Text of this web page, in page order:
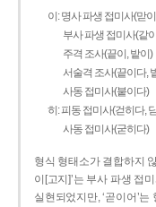
이: 명사 파생 접미사(맏
부사 파생 접미사(같
주격 조사(끝이, 밭이)
서술격 조사(끝이다,
사동 접미사(붙이다)
히: 피동 접미사(걷히다,
사동 접미사(굳히다)
형식 형태소가 결합하지
이[고지]’는 부사 파생 접
실현되었지만, ‘곧이어’